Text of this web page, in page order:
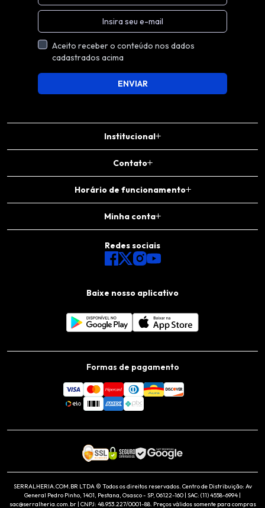
Institucional
Contato
Horário de funcionamento
Minha conta
Baixe nosso aplicativo
Redes sociais
Aceito receber o conteúdo nos dados
cadastrados acima
ENVIAR
Formas de pagamento
SERRALHERIA.COM.BR LTDA © Todos os direitos reservados. Centro de Distribuição: Av
General Pedro Pinho, 1401, Pestana, Osasco - SP, 06122-160 | SAC: (11) 4558-6994 |
sac@serralheria.com.br | CNPJ: 48.953.227/0001-88. Preços válidos somente para compras